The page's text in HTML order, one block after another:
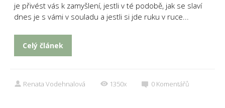
je přivést vás k zamyšlení, jestli v té podobě, jak se slaví
dnes je s vámi v souladu a jestli si jde ruku v ruce...
Celý článek
Renata Vodehnalová 1350x 0 Komentářů